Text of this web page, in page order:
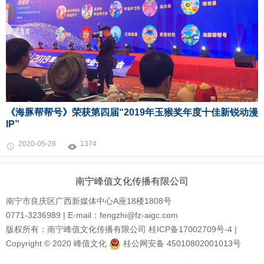
《海豚帮帮号》荣获第四届“2019年玉猴奖年度十佳新锐动漫
IP”
2020-05-28 1374
南宁峰值文化传播有限公司
南宁市良庆区广西新媒体中心A座18楼1808号
0771-3236989 | E-mail：fengzhi@fz-aigc.com
版权所有：南宁峰值文化传播有限公司 桂ICP备17002709号-4 |
Copyright © 2020 峰值文化
桂公网安备 45010802001013号